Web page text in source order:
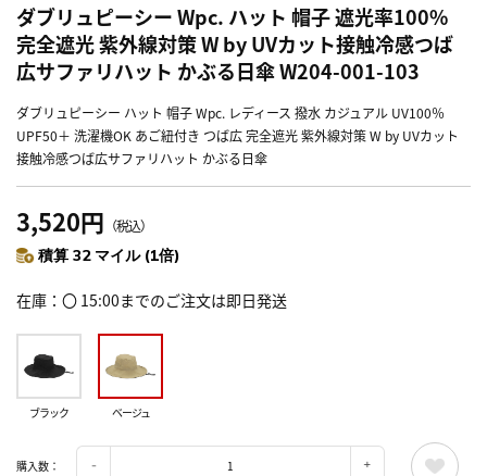
ダブリュピーシー Wpc. ハット 帽子 遮光率100%
完全遮光 紫外線対策 W by UVカット接触冷感つば
広サファリハット かぶる日傘 W204-001-103
ダブリュピーシー ハット 帽子 Wpc. レディース 撥水 カジュアル UV100％
UPF50＋ 洗濯機OK あご紐付き つば広 完全遮光 紫外線対策 W by UVカット
接触冷感つば広サファリハット かぶる日傘
3,520円 （税込）
積算 32 マイル (1倍)
在庫 〇 15:00までのご注文は即日発送
ブラック ベージュ
購入数：